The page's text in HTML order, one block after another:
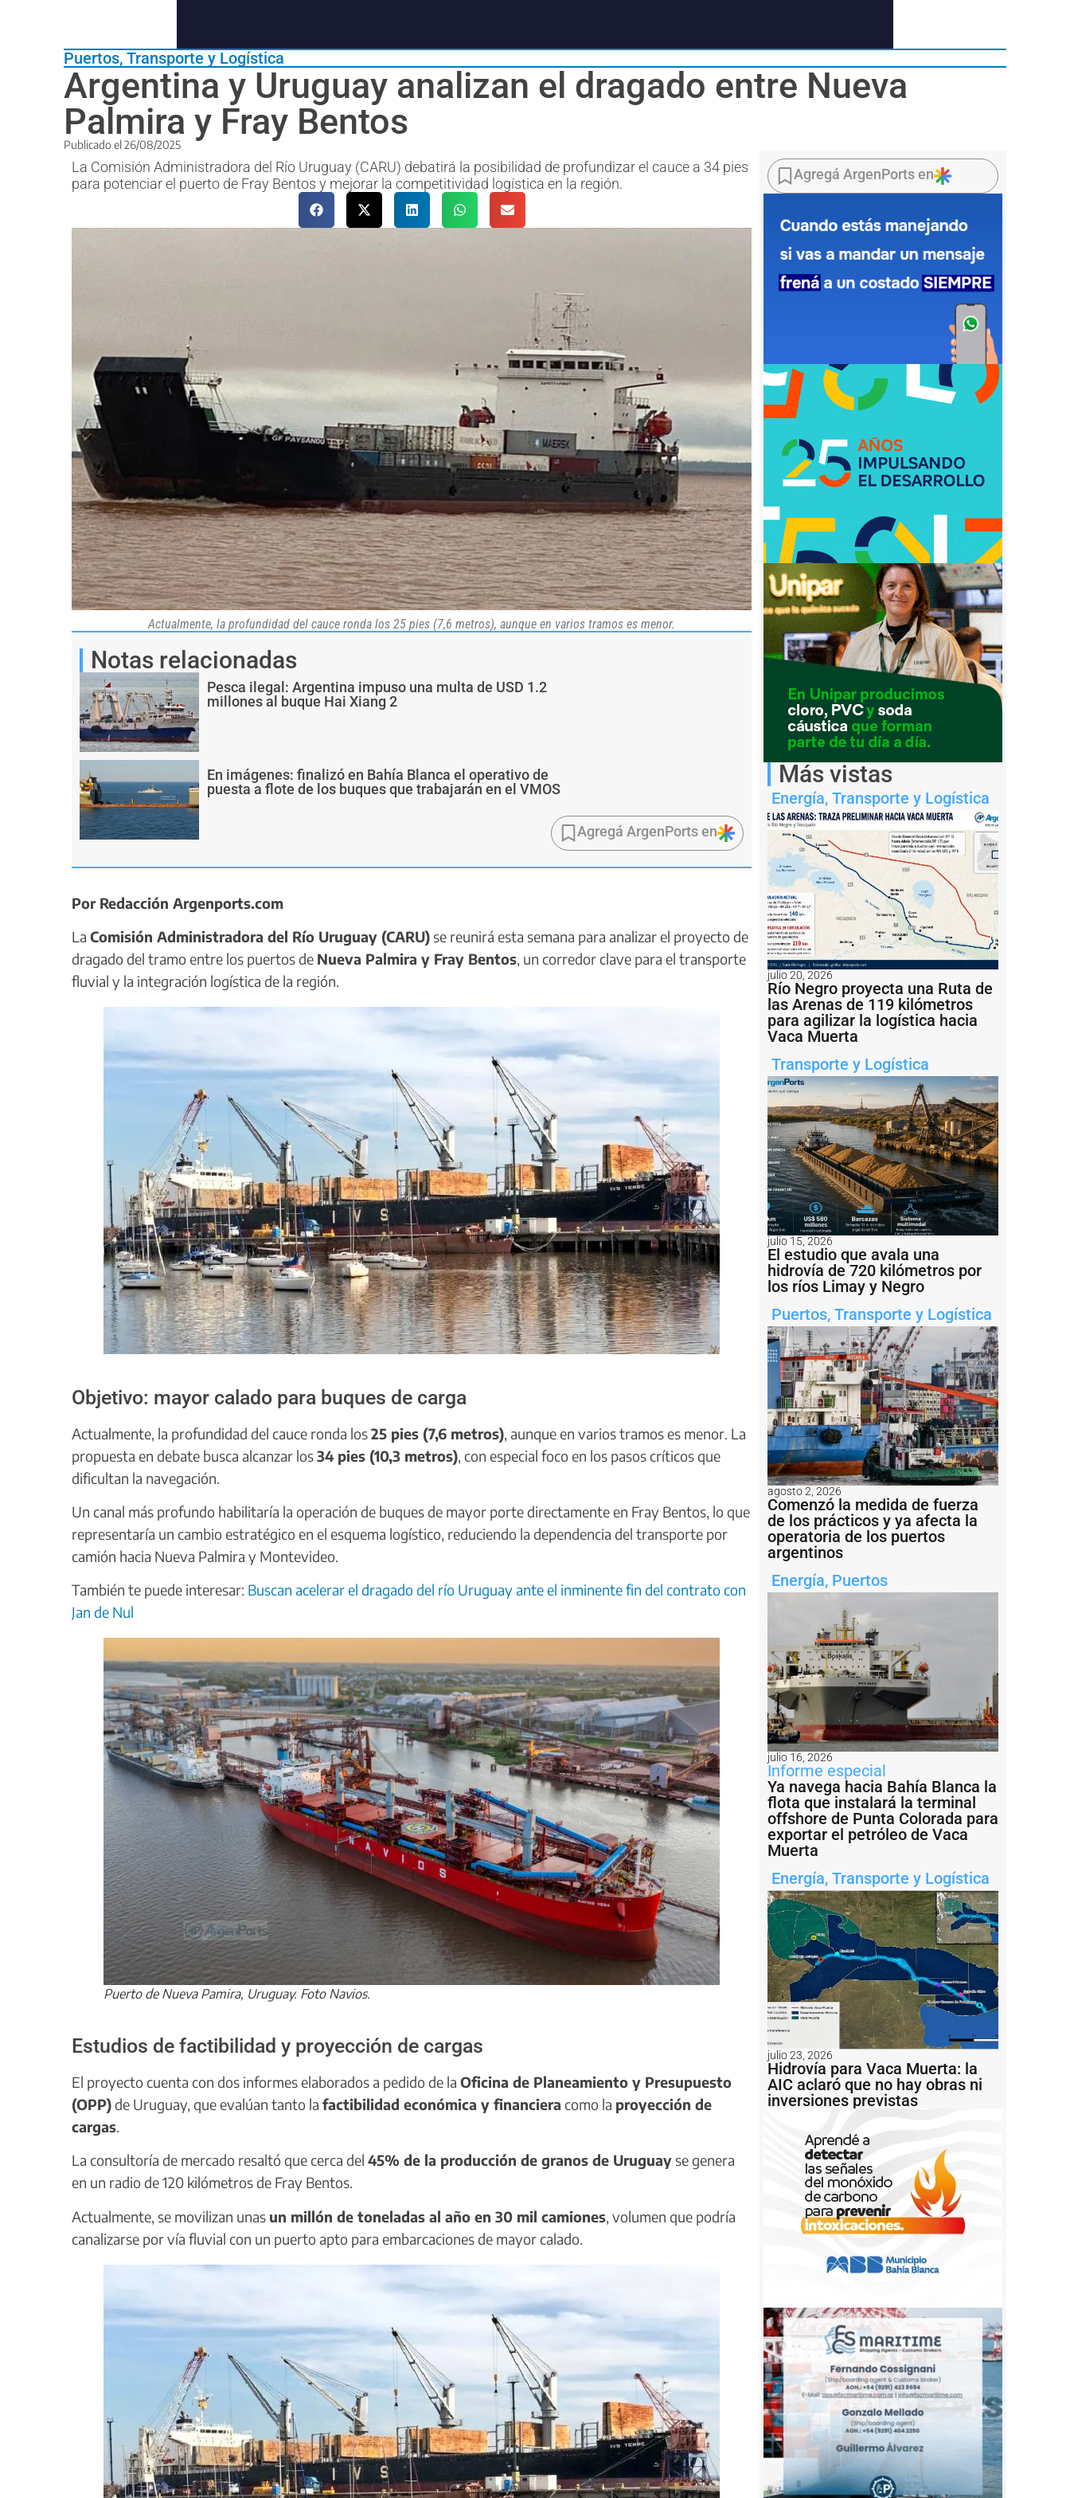
Puertos, Transporte y Logística
Argentina y Uruguay analizan el dragado entre Nueva
Palmira y Fray Bentos
Publicado el 26/08/2025
La Comisión Administradora del Río Uruguay (CARU) debatirá la posibilidad de profundizar el cauce a 34 pies
para potenciar el puerto de Fray Bentos y mejorar la competitividad logística en la región.
Actualmente, la profundidad del cauce ronda los 25 pies (7,6 metros), aunque en varios tramos es menor.
Notas relacionadas
Pesca ilegal: Argentina impuso una multa de USD 1.2
millones al buque Hai Xiang 2
En imágenes: finalizó en Bahía Blanca el operativo de
puesta a flote de los buques que trabajarán en el VMOS
Agregá ArgenPorts en
Por Redacción Argenports.com
La Comisión Administradora del Río Uruguay (CARU) se reunirá esta semana para analizar el proyecto de
dragado del tramo entre los puertos de Nueva Palmira y Fray Bentos, un corredor clave para el transporte
fluvial y la integración logística de la región.
Objetivo: mayor calado para buques de carga
Actualmente, la profundidad del cauce ronda los25 pies (7,6 metros), aunque en varios tramos es menor. La
propuesta en debate busca alcanzar los34 pies (10,3 metros), con especial foco en los pasos críticos que
dificultan la navegación.
Un canal más profundo habilitaría la operación de buques de mayor porte directamente en Fray Bentos, lo que
representaría un cambio estratégico en el esquema logístico, reduciendo la dependencia del transporte por
camión hacia Nueva Palmira y Montevideo.
También te puede interesar: Buscan acelerar el dragado del río Uruguay ante el inminente fin del contrato con
Jan de Nul
Puerto de Nueva Pamira, Uruguay. Foto Navios.
Estudios de factibilidad y proyección de cargas
El proyecto cuenta con dos informes elaborados a pedido de la Oficina de Planeamiento y Presupuesto
(OPP)de Uruguay, que evalúan tanto la factibilidad económica y financiera como la proyección de
cargas.
La consultoría de mercado resaltó que cerca del 45% de la producción de granos de Uruguay se genera
en un radio de 120 kilómetros de Fray Bentos.
Actualmente, se movilizan unas un millón de toneladas al año en 30 mil camiones, volumen que podría
canalizarse por vía fluvial con un puerto apto para embarcaciones de mayor calado.
Agregá ArgenPorts en
Más vistas
Energía, Transporte y Logística
julio 20, 2026
Río Negro proyecta una Ruta de
las Arenas de 119 kilómetros
para agilizar la logística hacia
Vaca Muerta
Transporte y Logística
julio 15, 2026
El estudio que avala una
hidrovía de 720 kilómetros por
los ríos Limay y Negro
Puertos, Transporte y Logística
agosto 2, 2026
Comenzó la medida de fuerza
de los prácticos y ya afecta la
operatoria de los puertos
argentinos
Energía, Puertos
julio 16, 2026
Informe especial
Ya navega hacia Bahía Blanca la
flota que instalará la terminal
offshore de Punta Colorada para
exportar el petróleo de Vaca
Muerta
Energía, Transporte y Logística
julio 23, 2026
Hidrovía para Vaca Muerta: la
AIC aclaró que no hay obras ni
inversiones previstas